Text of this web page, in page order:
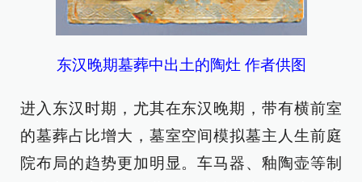
东汉晚期墓葬中出土的陶灶 作者供图
进入东汉时期，尤其在东汉晚期，带有横前室
的墓葬占比增大，墓室空间模拟墓主人生前庭
院布局的趋势更加明显。车马器、釉陶壶等制